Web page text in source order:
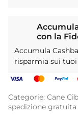
con la
Accumula
risparmia sui
Categorie: Cane
spedizione gratuita